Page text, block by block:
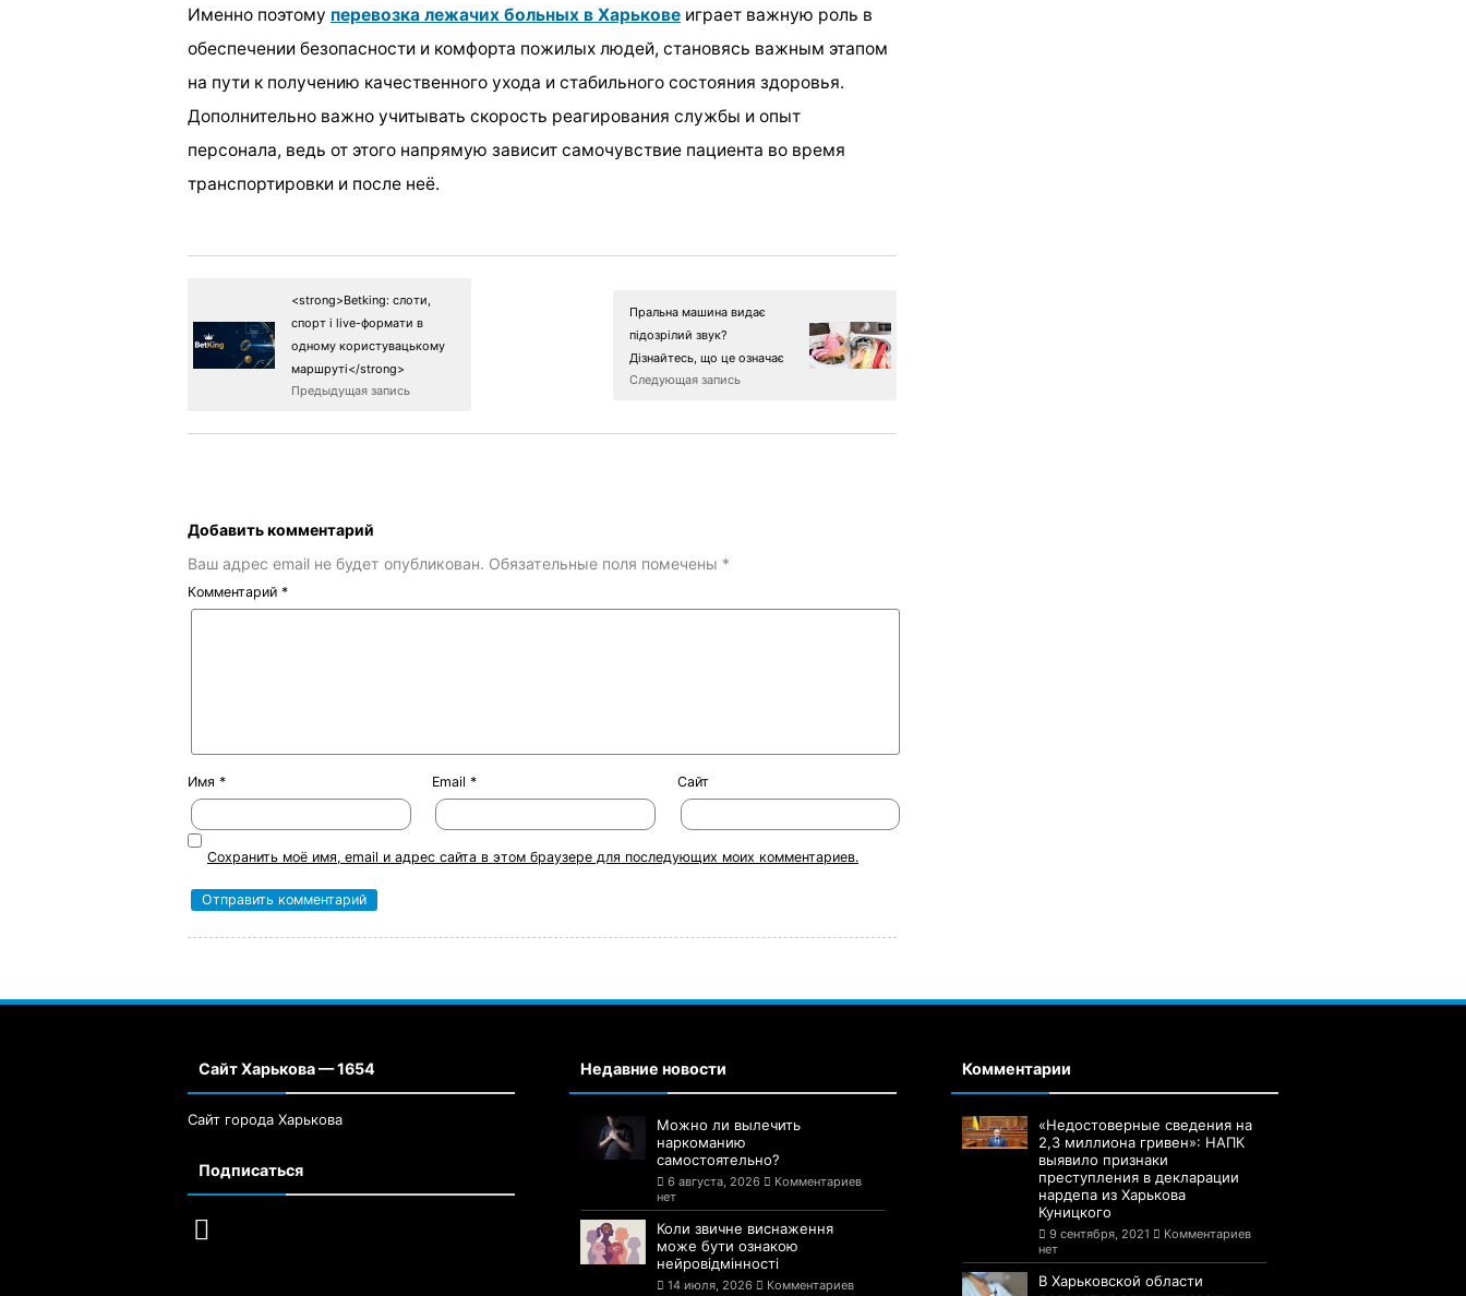
Именно поэтому перевозка лежачих больных в Харькове играет важную роль в
обеспечении безопасности и комфорта пожилых людей, становясь важным этапом
на пути к получению качественного ухода и стабильного состояния здоровья.
Дополнительно важно учитывать скорость реагирования службы и опыт
персонала, ведь от этого напрямую зависит самочувствие пациента во время
транспортировки и после неё.
<strong>Betking: слоти,
спорт і live-формати в
одному користувацькому
маршруті</strong>
Предыдущая запись
Пральна машина видає
підозрілий звук?
Дізнайтесь, що це означає
Следующая запись
Добавить комментарий
Ваш адрес email не будет опубликован. Обязательные поля помечены *
Комментарий *
Имя * Email* Сайт
Сохранить моё имя, email и адрес сайта в этом браузере для последующих моих комментариев.
Сайт Харькова — 1654
Сайт города Харькова
Подписаться
Недавние новости
Можно ли вылечить
наркоманию
самостоятельно?
6 августа, 2026
Комментариев
нет
Коли звичне виснаження
може бути ознакою
нейровідмінності
14 июля, 2026
Комментариев
Комментарии
«Недостоверные сведения на
2,3 миллиона гривен»: НАПК
выявило признаки
преступления в декларации
нардепа из Харькова
Куницкого
9 сентября, 2021
Комментариев
нет
В Харьковской области